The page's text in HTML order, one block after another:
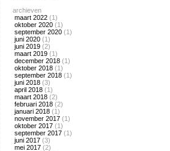
archieven
maart 2022 (1)
oktober 2020 (1)
september 2020 (1)
juni 2020 (1)
juni 2019 (2)
maart 2019 (1)
december 2018 (1)
oktober 2018 (1)
september 2018 (1)
juni 2018 (3)
april 2018 (1)
maart 2018 (2)
februari 2018 (2)
januari 2018 (1)
november 2017 (1)
oktober 2017 (1)
september 2017 (1)
juni 2017 (3)
mei 2017 (2)